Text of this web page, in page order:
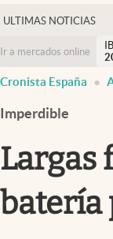
Criptomonedas
ULTIMAS NOTICIAS
Ir a mercados online
Cronista España
Imperdible
Largas
batería